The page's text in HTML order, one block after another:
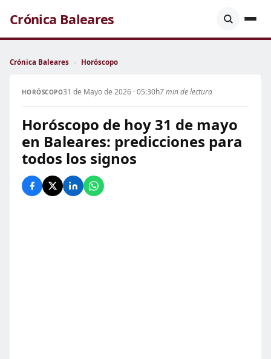
Crónica Baleares
Crónica Baleares › Horóscopo
HORÓSCOPO31 de Mayo de 2026 · 05:30h7 min de lectura
Horóscopo de hoy 31 de mayo
en Baleares: predicciones para
todos los signos